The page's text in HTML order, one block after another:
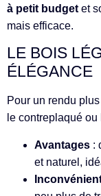
à petit budget et
mais efficace.
LE BOIS
ÉLÉGANCE
Pour un rendu plus
le contreplaqué
Avantages :
et naturel,